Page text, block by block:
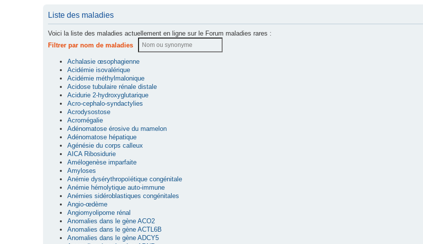
Liste des maladies
Voici la liste des maladies actuellement en ligne sur le Forum maladies rares :
Filtrer par nom de maladies
Achalasie œsophagienne
Acidémie isovalérique
Acidémie méthylmalonique
Acidose tubulaire rénale distale
Acidurie 2-hydroxyglutarique
Acro-cephalo-syndactylies
Acrodysostose
Acromégalie
Adénomatose érosive du mamelon
Adénomatose hépatique
Agénésie du corps calleux
AICA Ribosidurie
Amélogenèse imparfaite
Amyloses
Anémie dysérythropoïétique congénitale
Anémie hémolytique auto-immune
Anémies sidéroblastiques congénitales
Angio-œdème
Angiomyolipome rénal
Anomalies dans le gène ACO2
Anomalies dans le gène ACTL6B
Anomalies dans le gène ADCY5